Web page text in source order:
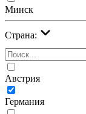
Минск
Страна:
Австрия
Германия